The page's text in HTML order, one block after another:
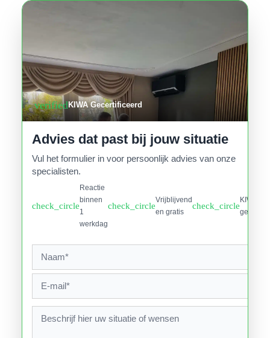
verifiedKIWA Gecertificeerd
Advies dat past bij jouw situatie
Vul het formulier in voor persoonlijk advies van onze
specialisten.
check_circle
Reactie
binnen
1
werkdag
check_circle
Vrijblijvend
en gratis
check_circle
KIWA